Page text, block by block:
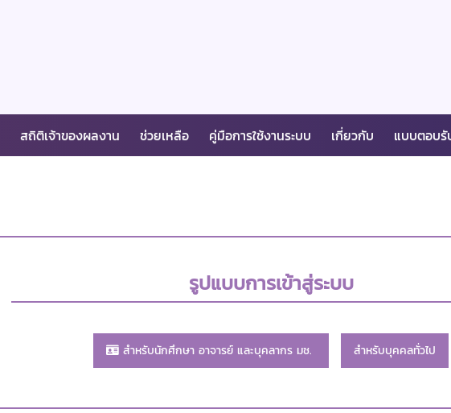
สถิติเจ้าของผลงาน ช่วยเหลือ คู่มือการใช้งานระบบ เกี่ยวกับ แบบตอบรั
รูปแบบการเข้าสู่ระบบ
สำหรับนักศึกษา อาจารย์ และบุคลากร มช. สำหรับบุคคลทั่วไป